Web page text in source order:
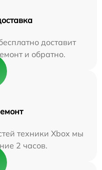
доставит
и обратно.
техники Xbox мы
2 часов.